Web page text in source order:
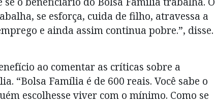
se esforça, cuida de filho, atravessa a
e ainda assim continua pobre.”, disse.
ao comentar as críticas sobre a
“Bolsa Família é de 600 reais. Você sabe o
escolhesse viver com o mínimo. Como se